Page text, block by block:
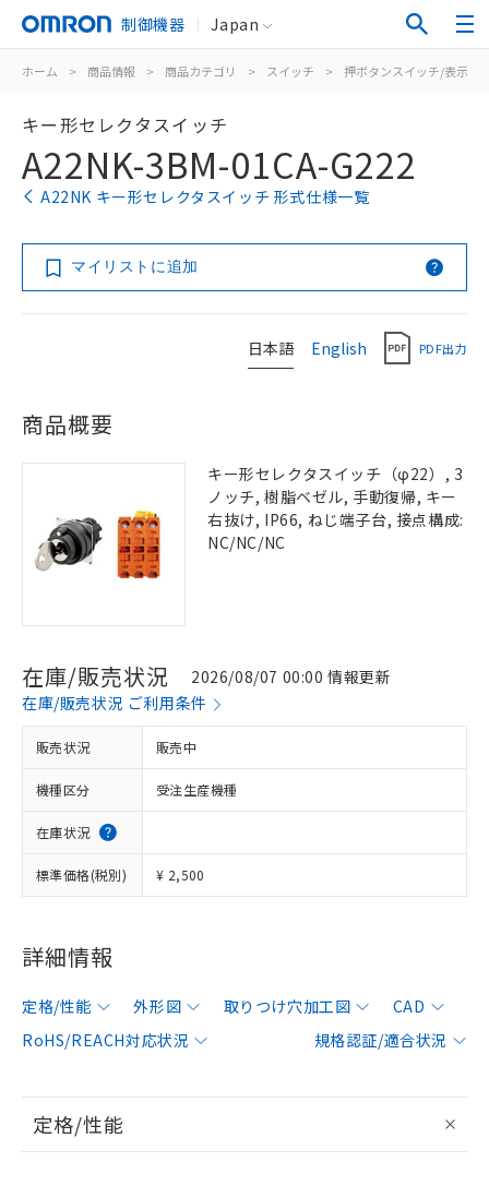
制御機器 Japan
ホーム > 商品情報 > 商品カテゴリ > スイッチ > 押ボタンスイッチ/表示灯
キー形セレクタスイッチ
A22NK-3BM-01CA-G222
A22NK キー形セレクタスイッチ 形式仕様一覧
マイリストに追加
日本語 English PDF出力
商品概要
キー形セレクタスイッチ（φ22）, 3
ノッチ, 樹脂ベゼル, 手動復帰, キー
右抜け, IP66, ねじ端子台, 接点構成:
NC/NC/NC
在庫/販売状況
2026/08/07 00:00 情報更新
在庫/販売状況 ご利用条件
販売状況 販売中
機種区分 受注生産機種
在庫状況
標準価格(税別) ¥ 2,500
詳細情報
定格/性能 外形図 取りつけ穴加工図
CAD
RoHS/REACH対応状況
規格認証/適合状況
定格/性能